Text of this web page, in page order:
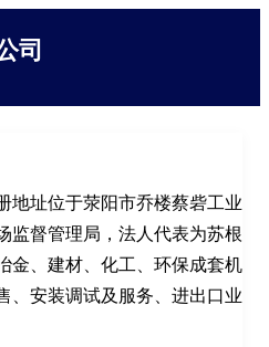
司
地址位于荥阳市乔楼蔡砦工业
监督管理局，法人代表为苏根
金、建材、化工、环保成套机
、安装调试及服务、进出口业